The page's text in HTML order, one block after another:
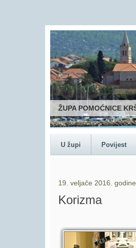
U župi Povijest
19. veljače 2016. godine
Korizma